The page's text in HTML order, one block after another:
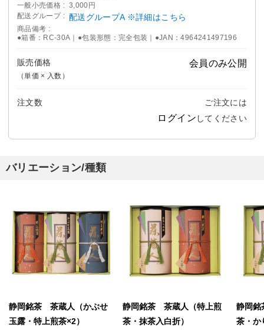
一般小売価格
3,000円
配送グループ
配送グループA ※詳細はこちら
商品備考
●箱番：RC-30A｜●包装形態：完全包装｜●JAN：4964241497196
販売価格
（単価 × 入数）
会員のみ公開
注文数 ご注文には
ログイン してください
バリエーション/種類
静岡銘茶 茶蔵人（かぶせ
玉露・特上煎茶×2）
静岡銘茶 茶蔵人（特上煎
茶・抹茶入白折）
静岡
茶・か